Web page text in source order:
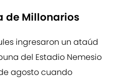
de Millonarios
ingresaron un ataúd
del Estadio Nemesio
agosto cuando